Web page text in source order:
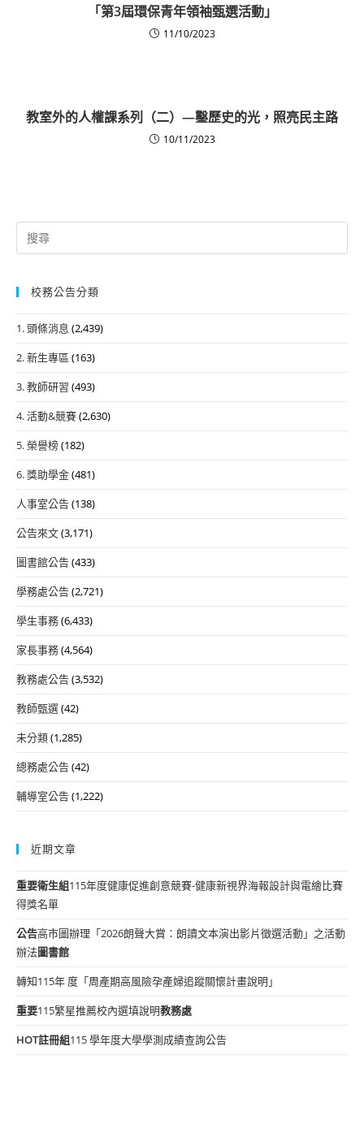
「第3屆環保青年領袖甄選活動」
11/10/2023
教室外的人權課系列（二）—鑿歷史的光，照亮民主路
10/11/2023
Search
for:
校務公告分類
1. 頭條消息 (2,439)
2. 新生專區 (163)
3. 教師研習 (493)
4. 活動&競賽(2,630)
5. 榮譽榜(182)
6. 獎助學金(481)
人事室公告(138)
公告來文(3,171)
圖書館公告(433)
學務處公告(2,721)
學生事務(6,433)
家長事務(4,564)
教務處公告(3,532)
教師甄選(42)
未分類(1,285)
總務處公告(42)
輔導室公告(1,222)
近期文章
重要衛生組115年度健康促進創意競賽-健康新視界海報設計與電繪比賽
得獎名單
公告高市圖辦理「2026朗聲大賞：朗讀文本演出影片徵選活動」之活動
辦法圖書館
轉知115年 度「周產期高風險孕產婦追蹤關懷計畫說明」
重要115繁星推薦校內選填說明教務處
HOT註冊組115 學年度大學學測成績查詢公告